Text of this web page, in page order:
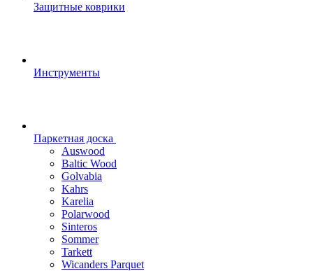
Защитные коврики
Инструменты
Паркетная доска
Auswood
Baltic Wood
Golvabia
Kahrs
Karelia
Polarwood
Sinteros
Sommer
Tarkett
Wicanders Parquet